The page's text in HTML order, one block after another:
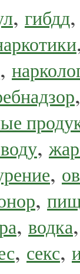
, гибдд
,
,
,
,
, водка
, секс,